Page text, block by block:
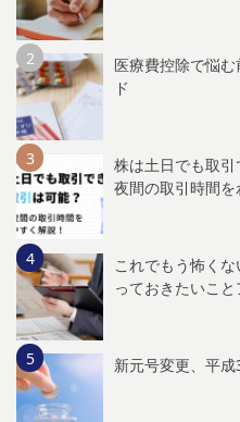
医療費控除で悩
ド
株は土日でも取引
夜間の取引時間を
これでもう怖く
っておきたいこと
新元号変更、平